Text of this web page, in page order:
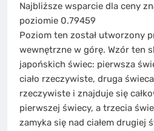
Najbliższe wsparcie dla ceny
poziomie 0.79459
Poziom ten został utworzony
wewnętrzne w górę. Wzór ten
japońskich świec: pierwsza
ciało rzeczywiste, druga świeca
rzeczywiste i znajduje się
pierwszej świecy, a trzecia
zamyka się nad ciałem drugiej